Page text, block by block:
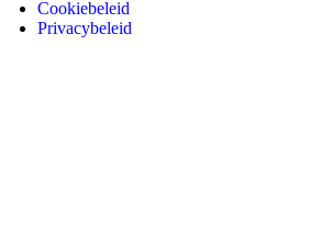
Cookiebeleid
Privacybeleid